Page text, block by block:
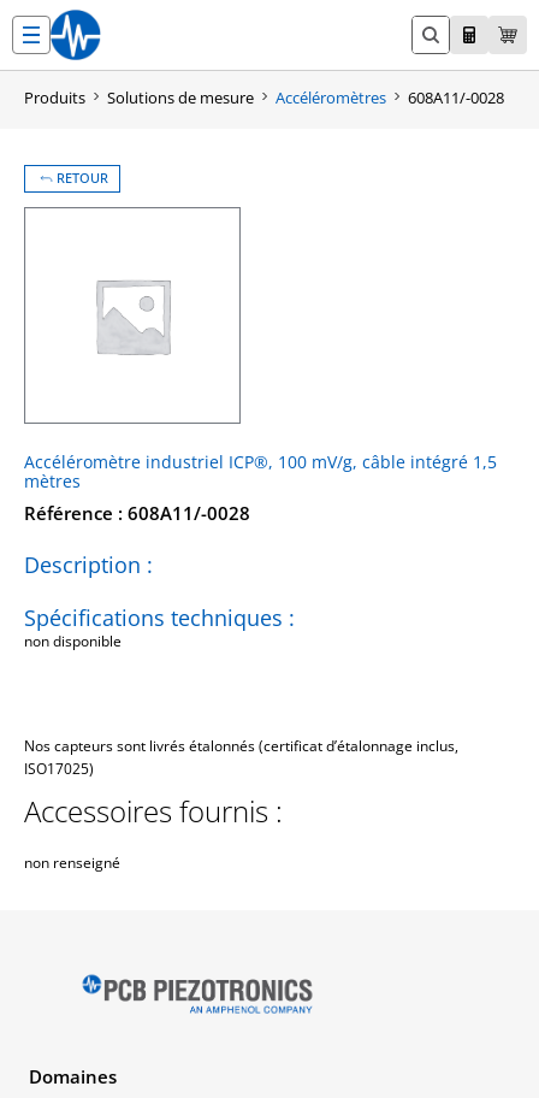
contenu
Produits Solutions de mesure Accéléromètres 608A11/-0028
RETOUR
Accéléromètre industriel ICP®, 100 mV/g, câble intégré 1,5
mètres
Référence : 608A11/-0028
Spécifications techniques :
non disponible
Description :
Nos capteurs sont livrés étalonnés (certificat d’étalonnage inclus,
ISO17025)
Accessoires fournis :
non renseigné
Domaines